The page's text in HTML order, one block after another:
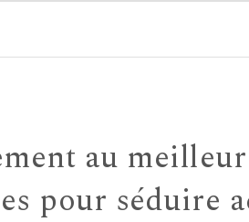
au
pour séduire